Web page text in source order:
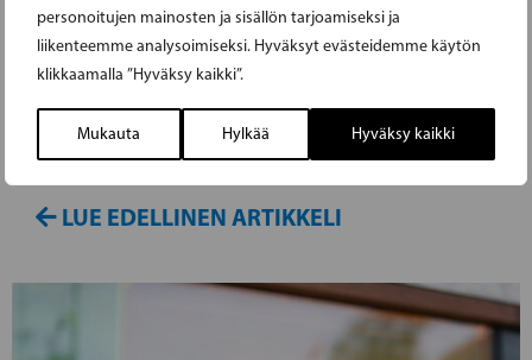
personoitujen mainosten ja sisällön tarjoamiseksi ja
liikenteemme analysoimiseksi. Hyväksyt evästeidemme käytön
klikkaamalla ”Hyväksy kaikki”.
Mukauta Hylkää Hyväksy kaikki
toivoo, että kaikki HUS:ssa toimivat puolueet
miettivät vielä, miten toimivat HUS:n
palveluverkon suhteen. Wickström sanoo, että
RKP on HUS:ssa tehnyt jatkuvasti työtä
paikallisten sairaaloiden puolesta.
LUE EDELLINEN ARTIKKELI